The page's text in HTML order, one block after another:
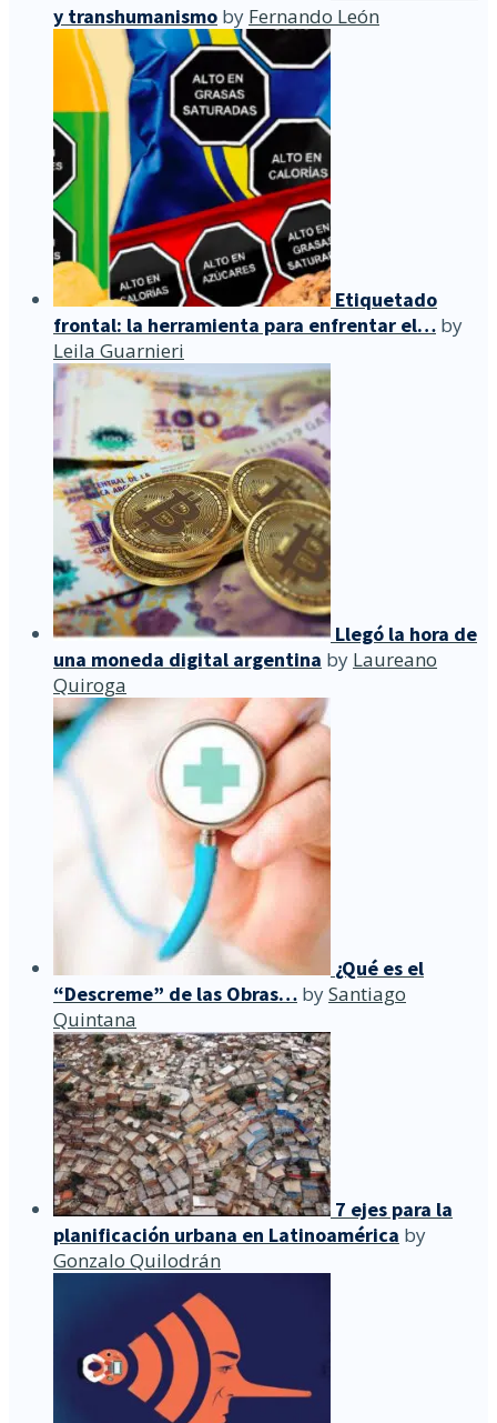
y transhumanismo by Fernando León
Etiquetado
frontal: la herramienta para enfrentar el… by
Leila Guarnieri
Llegó la hora de
una moneda digital argentina by Laureano
Quiroga
¿Qué es el
“Descreme” de las Obras… bySantiago
Quintana
7 ejes para la
planificación urbana en Latinoamérica by
Gonzalo Quilodrán